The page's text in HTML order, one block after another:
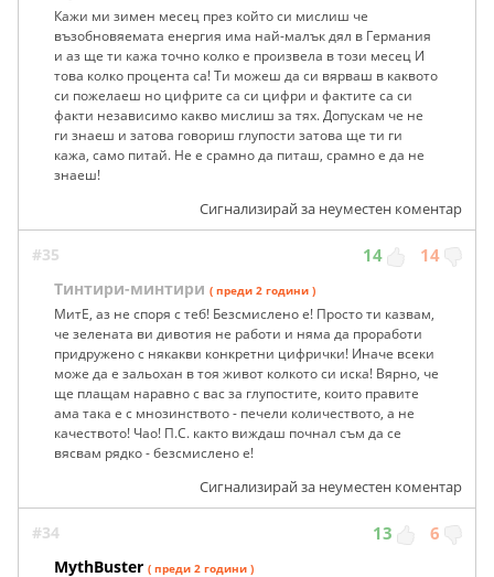
Кажи ми зимен месец през който си мислиш че
възобновяемата енергия има най-малък дял в Германия
и аз ще ти кажа точно колко е произвела в този месец И
това колко процента са! Ти можеш да си вярваш в каквото
си пожелаеш но цифрите са си цифри и фактите са си
факти независимо какво мислиш за тях. Допускам че не
ги знаеш и затова говориш глупости затова ще ти ги
кажа, само питай. Не е срамно да питаш, срамно е да не
знаеш!
Сигнализирай за неуместен коментар
#35 14 14
Тинтири-минтири ( преди 2 години )
МитЕ, аз не споря с теб! Безсмислено е! Просто ти казвам,
че зелената ви дивотия не работи и няма да проработи
придружено с някакви конкретни цифрички! Иначе всеки
може да е зальохан в тоя живот колкото си иска! Вярно, че
ще плащам наравно с вас за глупостите, които правите
ама така е с мнозинството - печели количеството, а не
качеството! Чао! П.С. както виждаш почнал съм да се
вясвам рядко - безсмислено е!
Сигнализирай за неуместен коментар
#34 13 6
MythBuster ( преди 2 години )